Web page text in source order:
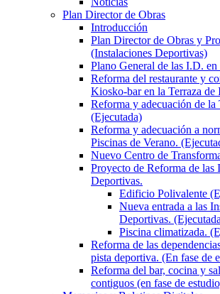
Plan Director de Obras
Introducción
Plan Director de Obras y
(Instalaciones Deportivas)
Plano General de las I.D. en
Reforma del restaurante y
Kiosko-bar en la Terraza de
Reforma y adecuación de la
(Ejecutada)
Reforma y adecuación a
Piscinas de Verano.
Nuevo Centro de
Proyecto de Reforma de las
Deportivas.
Edificio Polivalente
Nueva entrada a las
Deportivas.
Piscina climatizada.
Reforma de las
pista deportiva. (En fase de
Reforma del bar, cocina y
contiguos (en fase de